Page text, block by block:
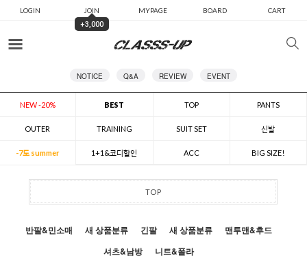
LOGIN JOIN MYPAGE BOARD CART
+3,000
NOTICE Q&A REVIEW EVENT
NEW -20% BEST TOP PANTS
OUTER TRAINING SUIT SET 신발
-7도 summer 1+1&코디할인 ACC BIG SIZE!
TOP
반팔&민소매 새 상품분류 긴팔 새 상품분류
맨투맨&후드
셔츠&남방
니트&폴라